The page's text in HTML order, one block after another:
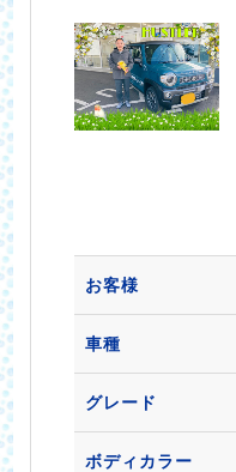
お客様
車種
グレード
ボディカラー